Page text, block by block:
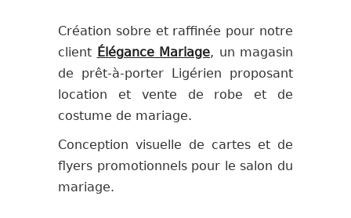
Création sobre et raffinée pour notre
client Élégance Mariage, un magasin
de prêt-à-porter Ligérien proposant
location et vente de robe et de
costume de mariage.
Conception visuelle de cartes et de
flyers promotionnels pour le salon du
mariage.